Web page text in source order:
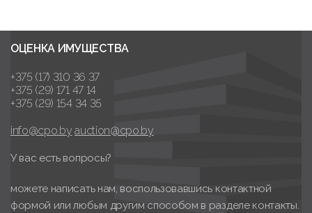
ОЦЕНКА ИМУЩЕСТВА
+375 (17) 310 36 37
+375 (29) 171 47 14
+375 (29) 154 34 35
info@cpo.by auction@cpo.by
У вас есть вопросы?
можете написать нам, воспользовавшись контактной
формой или любым другим способом в разделе контакты.